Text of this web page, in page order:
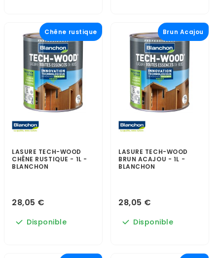
LASURE TECH-WOOD
CHÊNE RUSTIQUE - 1L -
BLANCHON
28,05 €
Disponible
Chêne rustique
LASURE TECH-WOOD
BRUN ACAJOU - 1L -
BLANCHON
28,05 €
Disponible
Brun Acajou